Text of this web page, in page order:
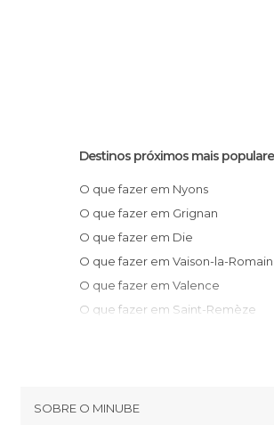
Destinos próximos mais
O que fazer em Nyons
O que fazer em Grignan
O que fazer em Die
O que fazer em Vaison-la-
O que fazer em Valence
O que fazer em Saint-Remèze
O que fazer em Avignon
SOBRE O MINUBE